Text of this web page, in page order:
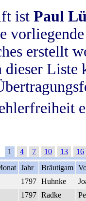
ist Paul
erstellt
dieser
1 4 7 10 13
16
Jahr Bräutigam
1797 Huhnke
1797 Radke